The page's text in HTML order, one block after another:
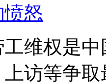
怒
维权是
访等争